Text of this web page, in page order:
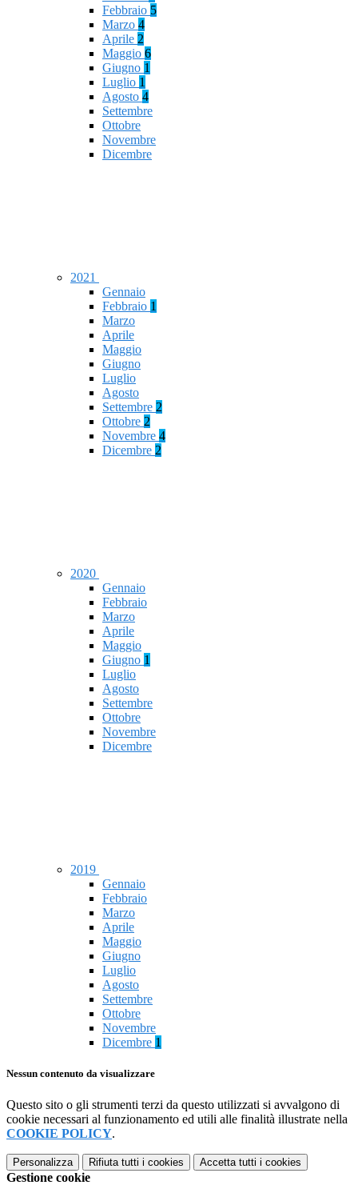
Febbraio 5
Marzo 4
Aprile 2
Maggio 6
Giugno 1
Luglio 1
Agosto 4
Settembre
Ottobre
Novembre
Dicembre
2021
Gennaio
Febbraio 1
Marzo
Aprile
Maggio
Giugno
Luglio
Agosto
Settembre 2
Ottobre 2
Novembre 4
Dicembre 2
2020
Gennaio
Febbraio
Marzo
Aprile
Maggio
Giugno 1
Luglio
Agosto
Settembre
Ottobre
Novembre
Dicembre
2019
Gennaio
Febbraio
Marzo
Aprile
Maggio
Giugno
Luglio
Agosto
Settembre
Ottobre
Novembre
Dicembre 1
Nessun contenuto da visualizzare
Questo sito o gli strumenti terzi da questo utilizzati si avvalgono di
cookie necessari al funzionamento ed utili alle finalità illustrate nella
COOKIE POLICY.
Personalizza Rifiuta tutti i cookies Accetta tutti i cookies
Gestione cookie